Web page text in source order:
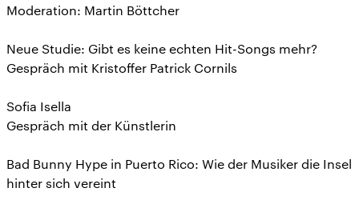
Moderation: Martin Böttcher
Neue Studie: Gibt es keine echten Hit-Songs mehr?
Gespräch mit Kristoffer Patrick Cornils
Sofia Isella
Gespräch mit der Künstlerin
Bad Bunny Hype in Puerto Rico: Wie der Musiker die Insel
hinter sich vereint